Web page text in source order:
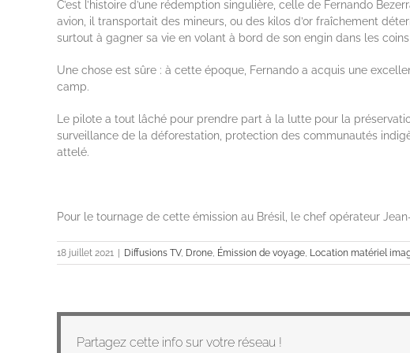
C’est l’histoire d’une rédemption singulière, celle de Fernando
avion, il transportait des mineurs, ou des kilos d’or fraîchement
surtout à gagner sa vie en volant à bord de son engin dans les
Une chose est sûre : à cette époque, Fernando a acquis une
camp.
Le pilote a tout lâché pour prendre part à la lutte pour la
surveillance de la déforestation, protection des communautés
attelé.
Pour le tournage de cette émission au Brésil, le chef opérateur
18 juillet 2021 Diffusions TV, Drone, Émission de voyage, Location matériel
Partagez cette info sur votre réseau !